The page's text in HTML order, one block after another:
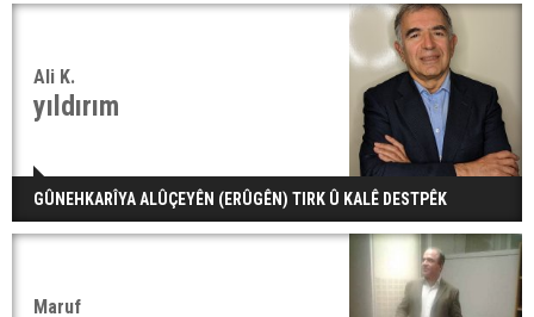
Ali K.
yıldırım
GÛNEHKARÎYA ALÛÇEYÊN (ERÛGÊN) TIRK Û KALÊ DESTPÊK
Maruf